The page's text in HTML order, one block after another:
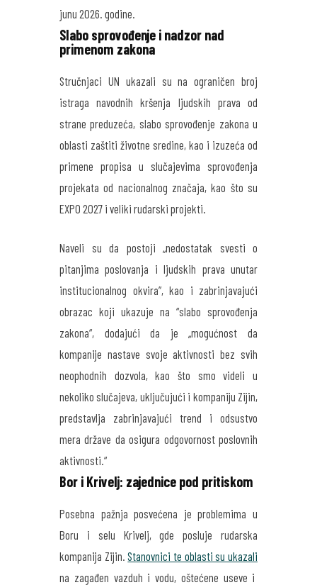
junu 2026. godine.
Slabo sprovođenje i nadzor nad
primenom zakona
Stručnjaci UN ukazali su na ograničen broj
istraga navodnih kršenja ljudskih prava od
strane preduzeća, slabo sprovođenje zakona u
oblasti zaštiti životne sredine, kao i izuzeća od
primene propisa u slučajevima sprovođenja
projekata od nacionalnog značaja, kao što su
EXPO 2027 i veliki rudarski projekti.
Naveli su da postoji „nedostatak svesti o
pitanjima poslovanja i ljudskih prava unutar
institucionalnog okvira”, kao i zabrinjavajući
obrazac koji ukazuje na “slabo sprovođenja
zakona“, dodajući da je „mogućnost da
kompanije nastave svoje aktivnosti bez svih
neophodnih dozvola, kao što smo videli u
nekoliko slučajeva, uključujući i kompaniju Zijin,
predstavlja zabrinjavajući trend i odsustvo
mera države da osigura odgovornost poslovnih
aktivnosti.“
Bor i Krivelj: zajednice pod pritiskom
Posebna pažnja posvećena je problemima u
Boru i selu Krivelj, gde posluje rudarska
kompanija Zijin.Stanovnici te oblasti su ukazali
na zagađen vazduh i vodu, oštećene useve i